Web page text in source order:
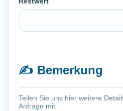
✍️ Bemerkung
Teilen Sie uns hier weitere
Anfrage mit.